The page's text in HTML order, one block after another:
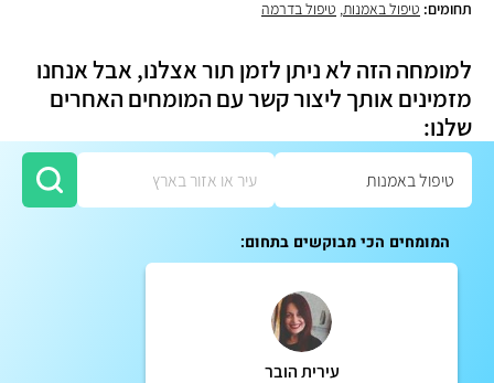
תחומים: טיפול באמנות, טיפול בדרמה
למומחה הזה לא ניתן לזמן תור אצלנו, אבל אנחנו
מזמינים אותך ליצור קשר עם המומחים האחרים
שלנו:
המומחים הכי מבוקשים בתחום:
עירית הובר